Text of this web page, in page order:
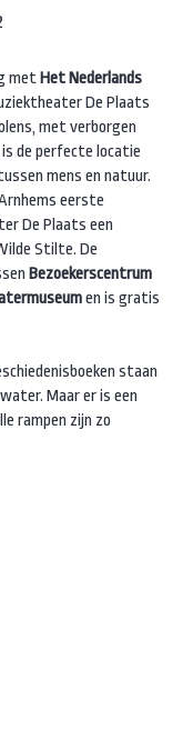
met Het Nederlands
De Plaats
met verborgen
de perfecte locatie
mens en natuur.
eerste
De Plaats een
Stilte. De
Bezoekerscentrum
en is gratis
staan
Maar er is een
rampen zijn zo